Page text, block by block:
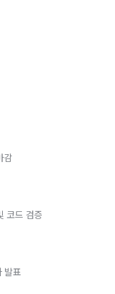
는 경연대회 또는
스 이용을 위하여
"회원"의 권익을 보
함으로써 효력을 발
로는 수집한 개인정
한 개인식별, 회원
빙발송, 부정 이용
감
코드 검증
발표